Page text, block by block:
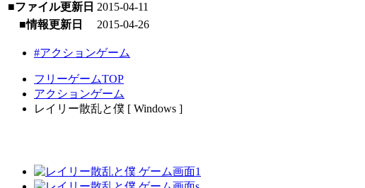
■ファイル更新日 2015-04-11
■情報更新日
2015-04-26
#アクションゲーム
フリーゲームTOP
アクションゲーム
レイリー散乱と僕 [ Windows ]